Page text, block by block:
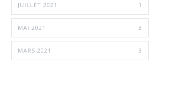
JUILLET 2021 1
MAI 2021 3
MARS 2021 3